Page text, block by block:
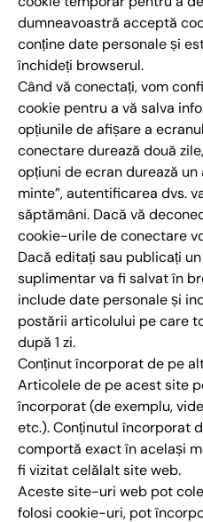
dumneavoastră acceptă
conține date personale și
închideți browserul.
Când vă conectați, vom
cookie pentru a vă salva
opțiunile de afișare a
conectare durează două
opțiuni de ecran durează un
minte”, autentificarea dvs.
săptămâni. Dacă vă
cookie-urile de conectare
Dacă editați sau publicați
suplimentar va fi salvat în
include date personale și
postării articolului pe care
după 1 zi.
Conținut încorporat de pe
Articolele de pe acest site
încorporat (de exemplu,
etc.). Conținutul încorporat
comportă exact în același
fi vizitat celălalt site web.
Aceste site-uri web pot
folosi cookie-uri, pot